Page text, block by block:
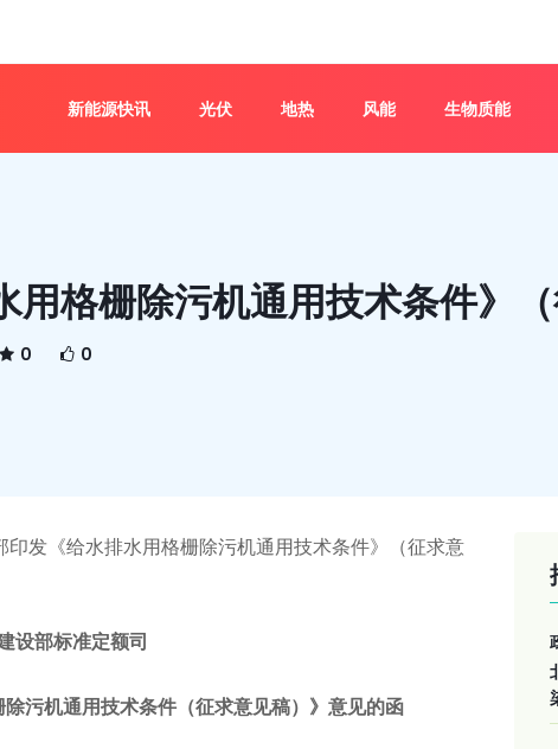
新能源快讯 光伏 地热 风能 生物质能
用格栅除污机通用技术条件》（
0 0
发《给水排水用格栅除污机通用技术条件》（征求意
设部标准定额司
污机通用技术条件（征求意见稿）》意见的函